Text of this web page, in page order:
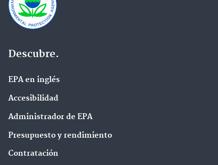
Descubre.
EPA en ingl‌és
Accesibilidad
Administrador de EPA
Presupuesto y rendimiento
Contratación